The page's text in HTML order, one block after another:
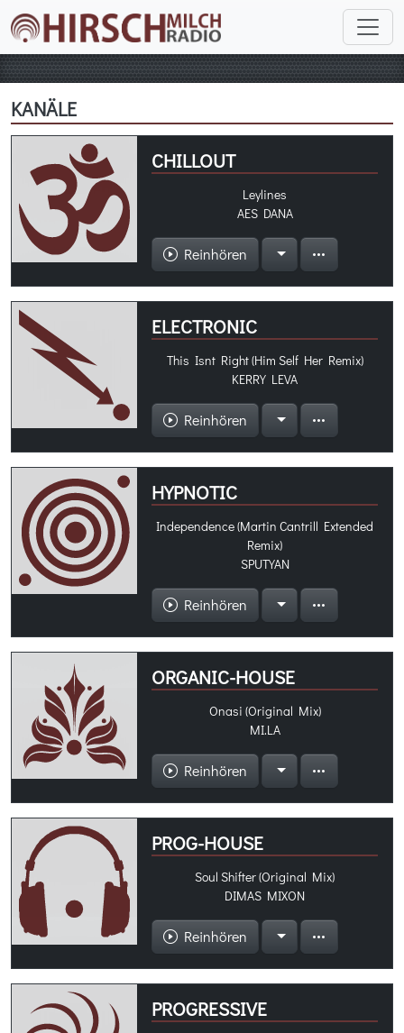
KANÄLE
CHILLOUT
Leylines
AES DANA
Reinhören
ELECTRONIC
This Isnt Right (Him Self Her Remix)
KERRY LEVA
Reinhören
HYPNOTIC
Independence (Martin Cantrill Extended
Remix)
SPUTYAN
Reinhören
ORGANIC-HOUSE
Onasi (Original Mix)
MI.LA
Reinhören
PROG-HOUSE
Soul Shifter (Original Mix)
DIMAS MIXON
Reinhören
PROGRESSIVE